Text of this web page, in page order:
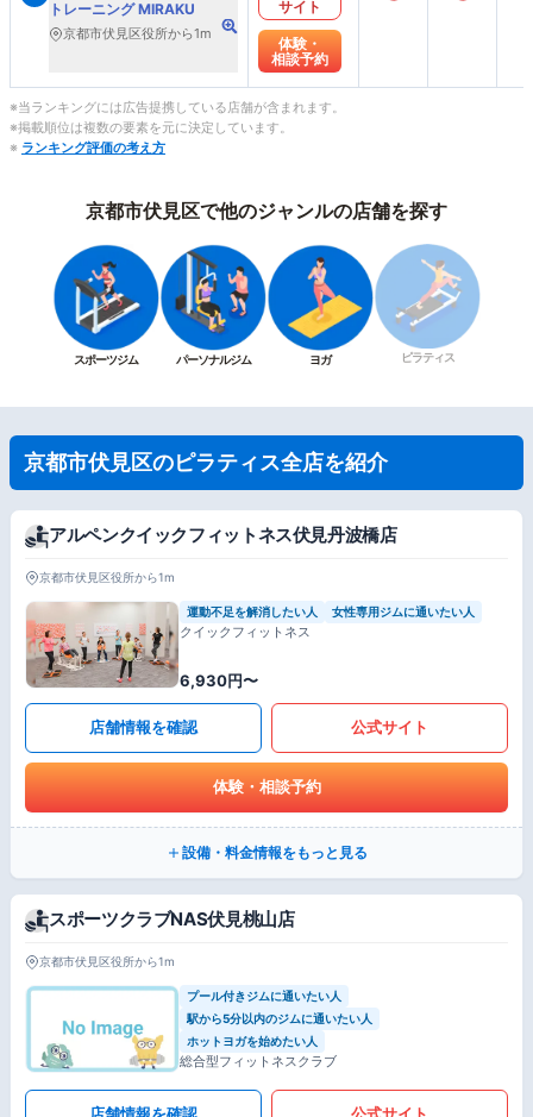
トレーニング MIRAKU
京都市伏見区役所から1m
サイト
体験・
相談予約
※当ランキングには広告提携している店舗が含まれます。
※掲載順位は複数の要素を元に決定しています。
※ ランキング評価の考え方
京都市伏見区で他のジャンルの店舗を探す
スポーツジム パーソナルジム ヨガ ピラティス
京都市伏見区のピラティス全店を紹介
アルペンクイックフィットネス伏見丹波橋店
京都市伏見区役所から1m
運動不足を解消したい人 女性専用ジムに通いたい人
クイックフィットネス
6,930円〜
店舗情報を確認 公式サイト
体験・相談予約
設備・料金情報をもっと見る
スポーツクラブNAS伏見桃山店
京都市伏見区役所から1m
プール付きジムに通いたい人
駅から5分以内のジムに通いたい人
ホットヨガを始めたい人
総合型フィットネスクラブ